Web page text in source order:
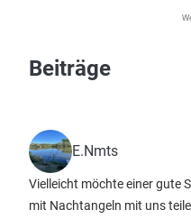
Beiträge
E.Nmts
Vielleicht möchte einer gute
mit Nachtangeln mit uns